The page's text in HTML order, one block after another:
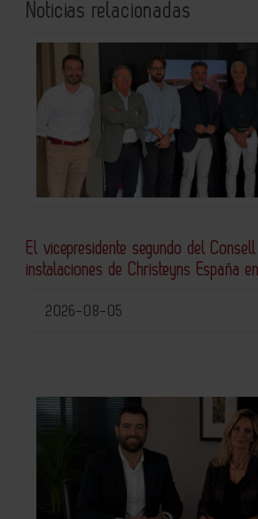
Noticias relacionadas
El vicepresidente segundo del
instalaciones de Christeyns España
2026-08-05